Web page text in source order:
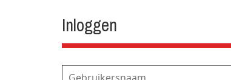
Inloggen